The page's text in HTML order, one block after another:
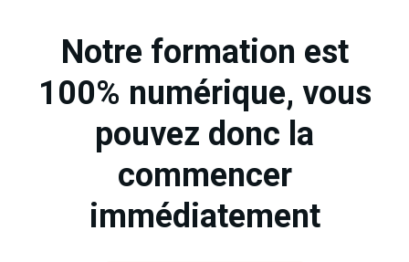
Notre formation est
100% numérique, vous
pouvez donc la
commencer
immédiatement